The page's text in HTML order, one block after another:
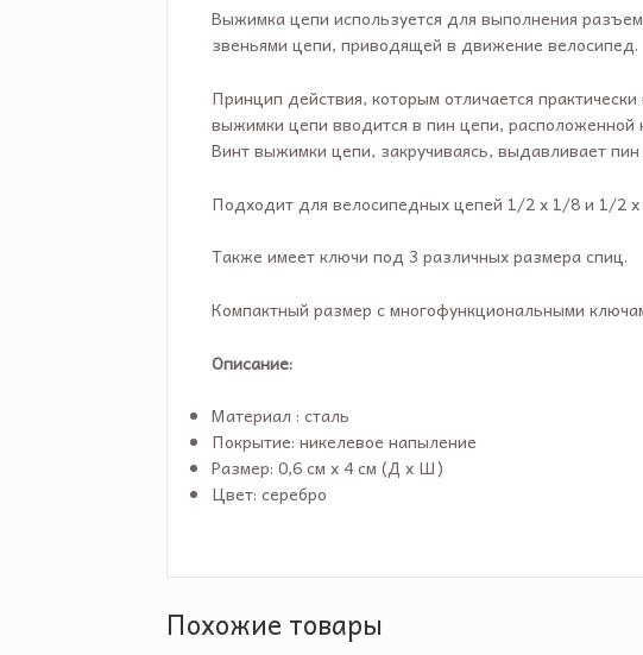
Выжимка цепи используется для выполнения
звеньями цепи, приводящей в движение велосипед.
Принцип действия, которым отличается
выжимки цепи вводится в пин цепи, расположенной
Винт выжимки цепи, закручиваясь, выдавливает
Подходит для велосипедных цепей 1/2 х 1/8 и 1/2
Также имеет ключи под 3 различных размера спиц.
Компактный размер с многофункциональными
Описание:
Материал : сталь
Покрытие: никелевое напыление
Размер: 0,6 см х 4 см (Д х Ш)
Цвет: серебро
Похожие товары